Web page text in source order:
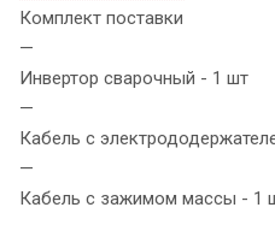
Комплект поставки
—
Инвертор сварочный - 1 шт
—
Кабель с
—
Кабель с зажимом массы - 1